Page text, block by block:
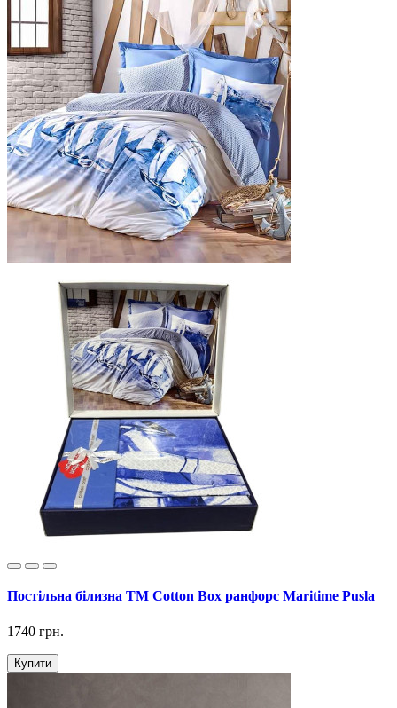
Постільна білизна ТМ Cotton Box ранфорс Maritime Pusla
1740 грн.
Купити